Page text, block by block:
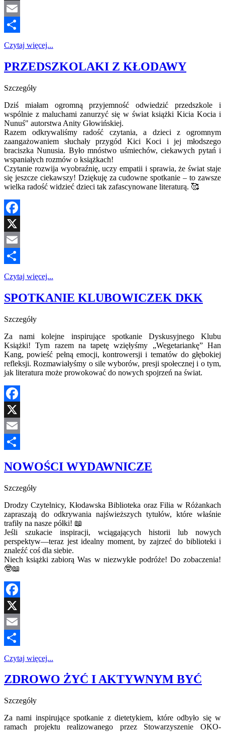
X
Email
Share
Czytaj więcej...
PRZEDSZKOLAKI Z KŁODAWY
Szczegóły
Dziś miałam ogromną przyjemność odwiedzić przedszkole i
wspólnie z maluchami zanurzyć się w świat książki Kicia Kocia i
Nunuś" autorstwa Anity Głowińskiej.
Razem odkrywaliśmy radość czytania, a dzieci z ogromnym
zaangażowaniem słuchały przygód Kici Koci i jej młodszego
braciszka Nunusia. Było mnóstwo uśmiechów, ciekawych pytań i
wspaniałych rozmów o książkach!
Czytanie rozwija wyobraźnię, uczy empatii i sprawia, że świat staje
się jeszcze ciekawszy! Dziękuję za cudowne spotkanie – to zawsze
wielka radość widzieć dzieci tak zafascynowane literaturą. 🥰
Facebook
X
Email
Share
Czytaj więcej...
SPOTKANIE KLUBOWICZEK DKK
Szczegóły
Za nami kolejne inspirujące spotkanie Dyskusyjnego Klubu
Książki! Tym razem na tapetę wzięłyśmy „Wegetariankę” Han
Kang, powieść pełną emocji, kontrowersji i tematów do głębokiej
refleksji. Rozmawiałyśmy o sile wyborów, presji społecznej i o tym,
jak literatura może prowokować do nowych spojrzeń na świat.
Facebook
X
Email
NOWOŚCI WYDAWNICZE
Szczegóły
Drodzy Czytelnicy, Kłodawska Biblioteka oraz Filia w Różankach
zapraszają do odkrywania najświeższych tytułów, które właśnie
trafiły na nasze półki! 📖
Jeśli szukacie inspiracji, wciągających historii lub nowych
perspektyw—teraz jest idealny moment, by zajrzeć do biblioteki i
znaleźć coś dla siebie.
Niech książki zabiorą Was w niezwykłe podróże! Do zobaczenia!
🤓📖
Facebook
X
Email
Share
Czytaj więcej...
ZDROWO ŻYĆ I AKTYWNYM BYĆ
Szczegóły
Za nami inspirujące spotkanie z dietetykiem, które odbyło się w
ramach projektu realizowanego przez Stowarzyszenie OKO-